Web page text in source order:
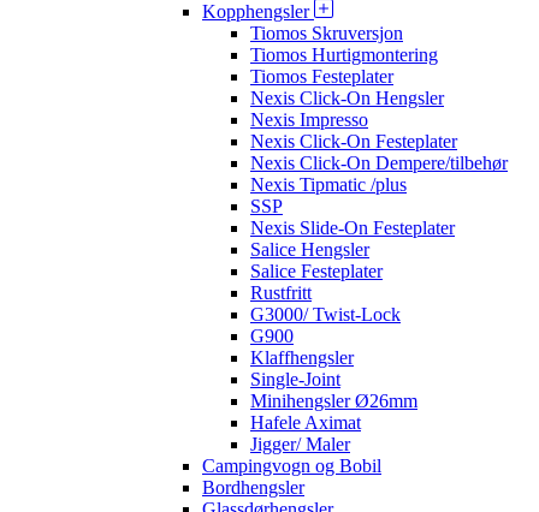
Kopphengsler
Tiomos Skruversjon
Tiomos Hurtigmontering
Tiomos Festeplater
Nexis Click-On Hengsler
Nexis Impresso
Nexis Click-On Festeplater
Nexis Click-On Dempere/tilbehør
Nexis Tipmatic /plus
SSP
Nexis Slide-On Festeplater
Salice Hengsler
Salice Festeplater
Rustfritt
G3000/ Twist-Lock
G900
Klaffhengsler
Single-Joint
Minihengsler Ø26mm
Hafele Aximat
Jigger/ Maler
Campingvogn og Bobil
Bordhengsler